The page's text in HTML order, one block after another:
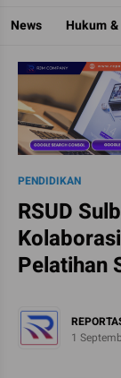
News Hukum
PENDIDIKAN
RSUD
Pelatihan
1